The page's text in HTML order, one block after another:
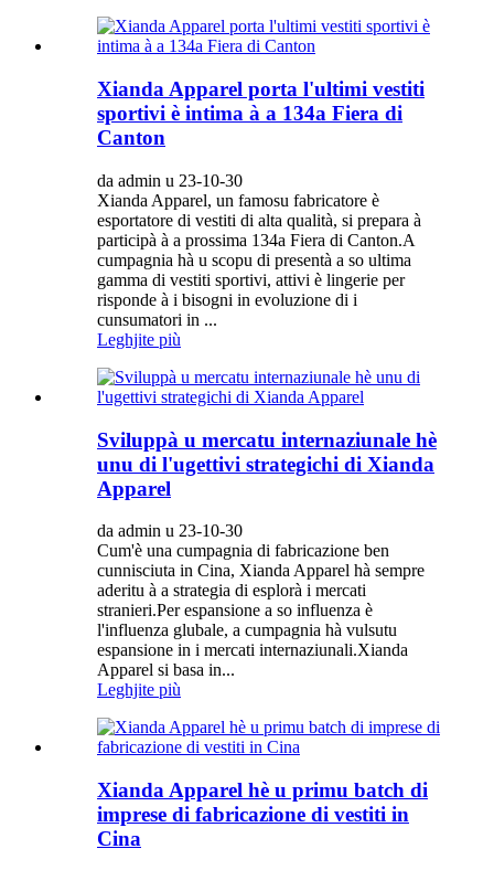
Xianda Apparel porta l'ultimi vestiti
sportivi è intima à a 134a Fiera di
Canton
da admin u 23-10-30
Xianda Apparel, un famosu fabricatore è
esportatore di vestiti di alta qualità, si prepara à
participà à a prossima 134a Fiera di Canton.A
cumpagnia hà u scopu di presentà a so ultima
gamma di vestiti sportivi, attivi è lingerie per
risponde à i bisogni in evoluzione di i
cunsumatori in ...
Leghjite più
Sviluppà u mercatu internaziunale hè
unu di l'ugettivi strategichi di Xianda
Apparel
da admin u 23-10-30
Cum'è una cumpagnia di fabricazione ben
cunnisciuta in Cina, Xianda Apparel hà sempre
aderitu à a strategia di esplorà i mercati
stranieri.Per espansione a so influenza è
l'influenza glubale, a cumpagnia hà vulsutu
espansione in i mercati internaziunali.Xianda
Apparel si basa in...
Leghjite più
Xianda Apparel hè u primu batch di
imprese di fabricazione di vestiti in
Cina